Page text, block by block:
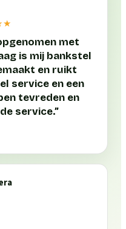
met
is mij bankstel
en ruikt
service en een
tevreden en
service.”